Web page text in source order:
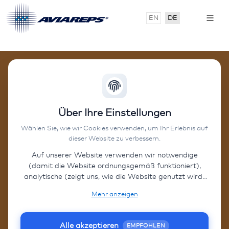
Über Ihre Einstellungen
Wählen Sie, wie wir Cookies verwenden, um Ihr Erlebnis auf
dieser Website zu verbessern.
Auf unserer Website verwenden wir notwendige
(damit die Website ordnungsgemäß funktioniert),
analytische (zeigt uns, wie die Website genutzt wird)
Wenn Sie „Alle akzeptieren“ wählen, können einige
werden. Auf unserer Website verlinken wir auf
Mehr anzeigen
Alle akzeptieren EMPFOHLEN
EN DE
Neuheit
en in
San
Diego
im
Frühling